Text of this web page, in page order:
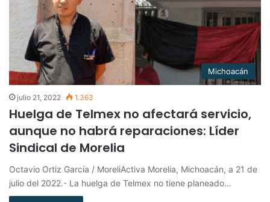
Michoacán
julio 21, 2022 1.363
Huelga de Telmex no afectará servicio,
aunque no habrá reparaciones: Líder
Sindical de Morelia
Octavio Ortiz García / MoreliActiva Morelia, Michoacán, a 21 de
julio del 2022.- La huelga de Telmex no tiene planeado…